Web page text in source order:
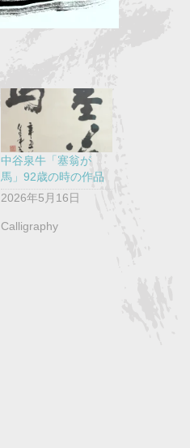
中谷泉牛「塞翁が
馬」92歳の時の作品
2026年5月16日
Calligraphy